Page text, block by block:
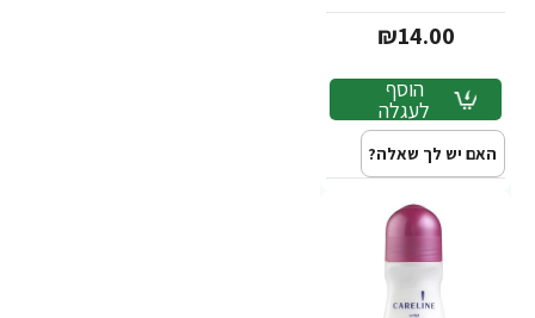
CARELINE
₪14.00
הוסף
לעגלה
האם יש לך שאלה?